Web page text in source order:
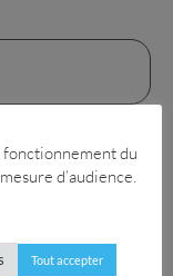
d’Alicante ?
fonctionnement du
d’audience.
Tout accepter